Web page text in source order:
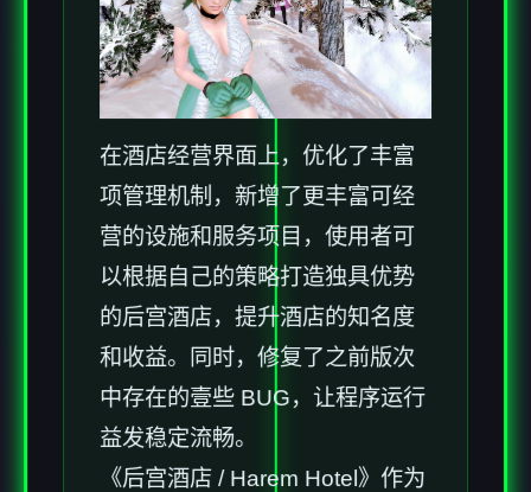
在酒店经营界面上，优化了丰富
项管理机制，新增了更丰富可经
营的设施和服务项目，使用者可
以根据自己的策略打造独具优势
的后宫酒店，提升酒店的知名度
和收益。同时，修复了之前版次
中存在的壹些 BUG，让程序运行
益发稳定流畅。
《后宫酒店 / Harem Hotel》作为